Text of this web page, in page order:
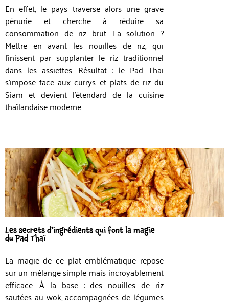
En effet, le pays traverse alors une grave
pénurie et cherche à réduire sa
consommation de riz brut. La solution ?
Mettre en avant les nouilles de riz, qui
finissent par supplanter le riz traditionnel
dans les assiettes. Résultat : le Pad Thaï
s’impose face aux currys et plats de riz du
Siam et devient l’étendard de la cuisine
thaïlandaise moderne.
Les secrets d’ingrédients qui font la magie
du Pad Thaï
La magie de ce plat emblématique repose
sur un mélange simple mais incroyablement
efficace. À la base : des nouilles de riz
sautées au wok, accompagnées de légumes